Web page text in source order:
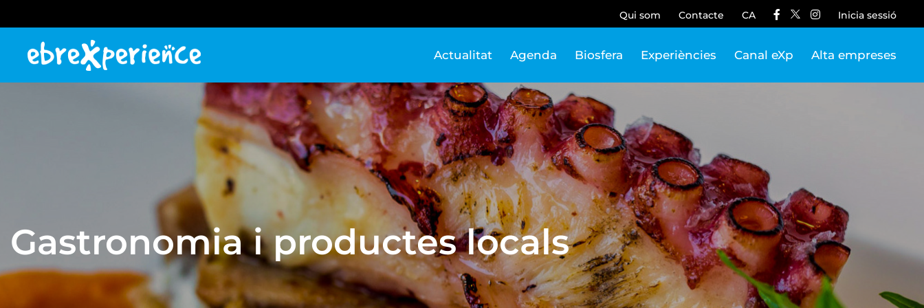
Qui som Contacte CA Inicia sessió
Actualitat Agenda Biosfera Experiències Canal eXp Alta empreses
Gastronomia i productes locals